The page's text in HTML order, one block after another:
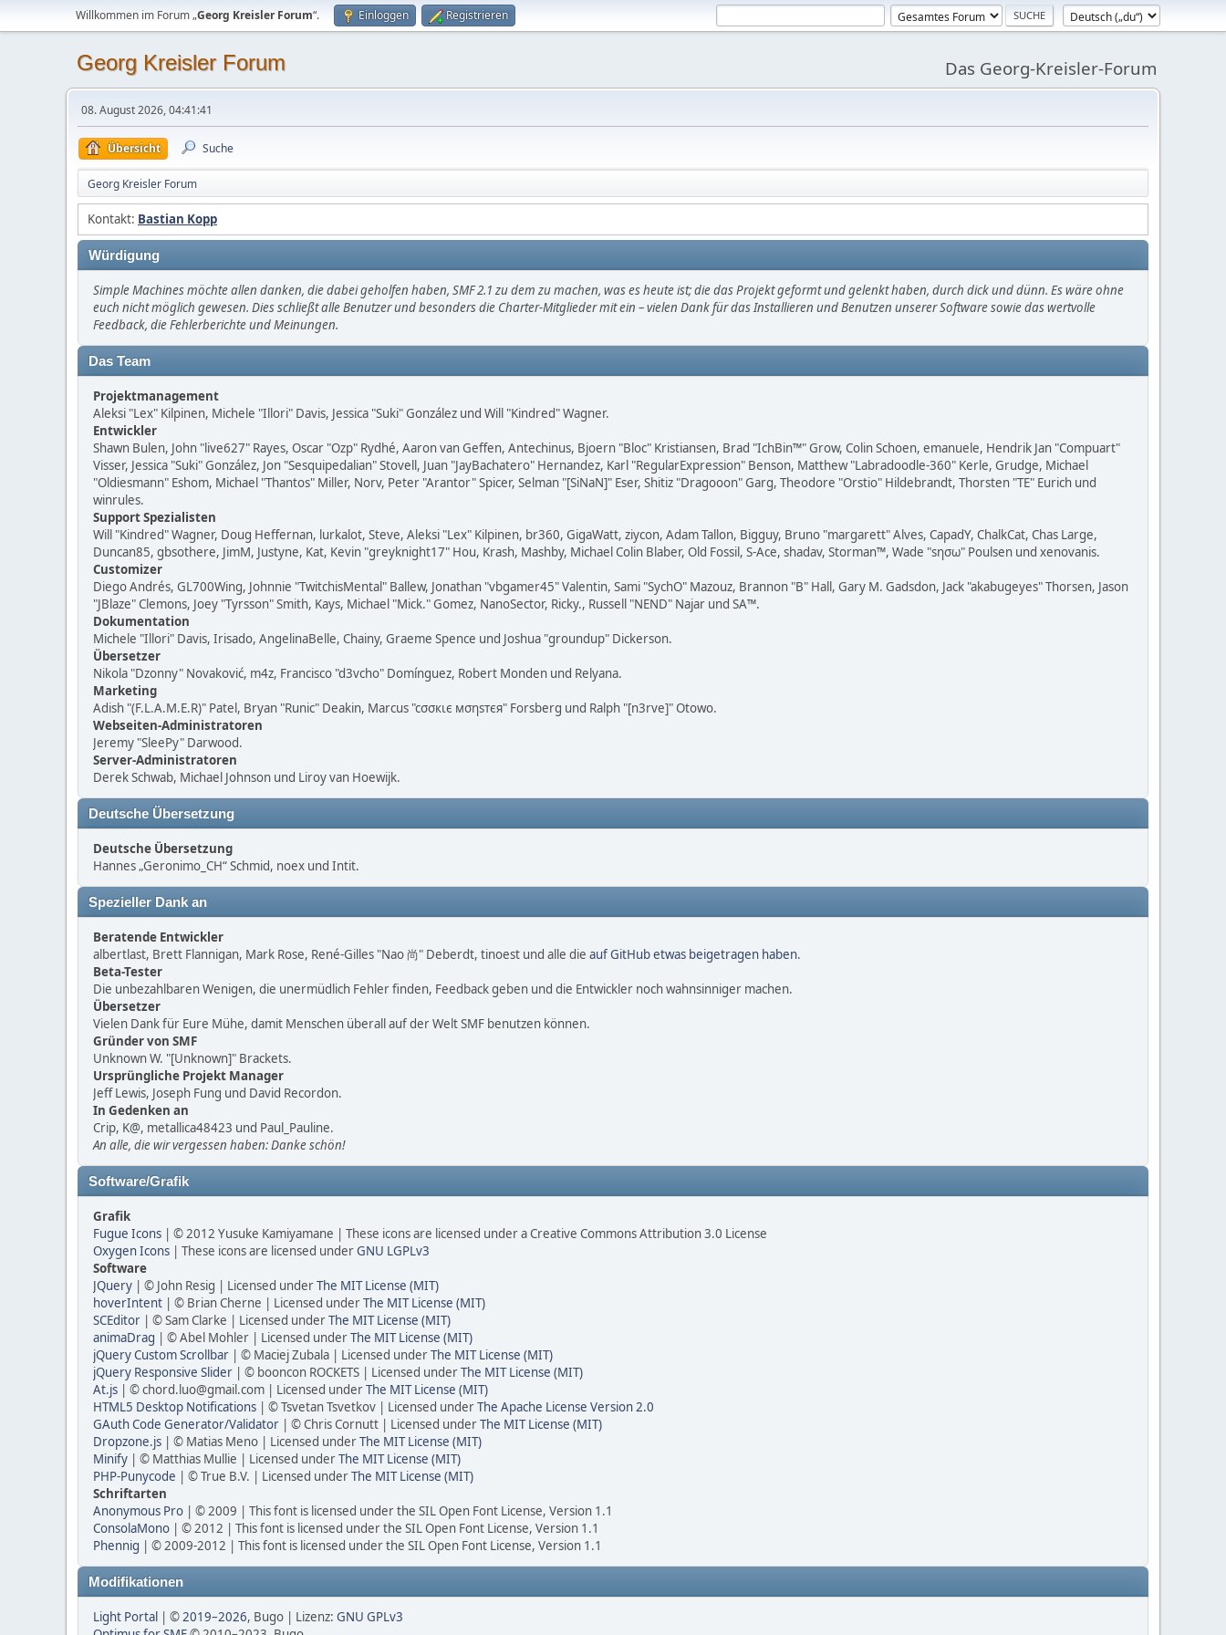
Willkommen im Forum „Georg Kreisler Forum“. Einloggen Registrieren
Georg Kreisler Forum Das Georg-Kreisler-Forum
08. August 2026, 04:41:41
Übersicht Suche
Georg Kreisler Forum
Kontakt: Bastian Kopp
Würdigung
Simple Machines möchte allen danken, die dabei geholfen haben, SMF 2.1 zu dem zu machen, was es heute ist; die das Projekt geformt und gelenkt haben, durch dick und dünn. Es wäre ohne
euch nicht möglich gewesen. Dies schließt alle Benutzer und besonders die Charter-Mitglieder mit ein – vielen Dank für das Installieren und Benutzen unserer Software sowie das wertvolle
Feedback, die Fehlerberichte und Meinungen.
Das Team
Projektmanagement
Aleksi "Lex" Kilpinen, Michele "Illori" Davis, Jessica "Suki" González und Will "Kindred" Wagner.
Entwickler
Shawn Bulen, John "live627" Rayes, Oscar "Ozp" Rydhé, Aaron van Geffen, Antechinus, Bjoern "Bloc" Kristiansen, Brad "IchBin™" Grow, Colin Schoen, emanuele, Hendrik Jan "Compuart"
Visser, Jessica "Suki" González, Jon "Sesquipedalian" Stovell, Juan "JayBachatero" Hernandez, Karl "RegularExpression" Benson, Matthew "Labradoodle-360" Kerle, Grudge, Michael
"Oldiesmann" Eshom, Michael "Thantos" Miller, Norv, Peter "Arantor" Spicer, Selman "[SiNaN]" Eser, Shitiz "Dragooon" Garg, Theodore "Orstio" Hildebrandt, Thorsten "TE" Eurich und
winrules.
Support Spezialisten
Will "Kindred" Wagner, Doug Heffernan, lurkalot, Steve, Aleksi "Lex" Kilpinen, br360, GigaWatt, ziycon, Adam Tallon, Bigguy, Bruno "margarett" Alves, CapadY, ChalkCat, Chas Large,
Duncan85, gbsothere, JimM, Justyne, Kat, Kevin "greyknight17" Hou, Krash, Mashby, Michael Colin Blaber, Old Fossil, S-Ace, shadav, Storman™, Wade "sησω" Poulsen und xenovanis.
Customizer
Diego Andrés, GL700Wing, Johnnie "TwitchisMental" Ballew, Jonathan "vbgamer45" Valentin, Sami "SychO" Mazouz, Brannon "B" Hall, Gary M. Gadsdon, Jack "akabugeyes" Thorsen, Jason
"JBlaze" Clemons, Joey "Tyrsson" Smith, Kays, Michael "Mick." Gomez, NanoSector, Ricky., Russell "NEND" Najar und SA™.
Dokumentation
Michele "Illori" Davis, Irisado, AngelinaBelle, Chainy, Graeme Spence und Joshua "groundup" Dickerson.
Übersetzer
Nikola "Dzonny" Novaković, m4z, Francisco "d3vcho" Domínguez, Robert Monden und Relyana.
Marketing
Adish "(F.L.A.M.E.R)" Patel, Bryan "Runic" Deakin, Marcus "cσσкιє мσηѕтєя" Forsberg und Ralph "[n3rve]" Otowo.
Webseiten-Administratoren
Jeremy "SleePy" Darwood.
Server-Administratoren
Derek Schwab, Michael Johnson und Liroy van Hoewijk.
Deutsche Übersetzung
Deutsche Übersetzung
Hannes „Geronimo_CH“ Schmid, noex und Intit.
Spezieller Dank an
Beratende Entwickler
albertlast, Brett Flannigan, Mark Rose, René-Gilles "Nao 尚" Deberdt, tinoest und alle die auf GitHub etwas beigetragen haben.
Beta-Tester
Die unbezahlbaren Wenigen, die unermüdlich Fehler finden, Feedback geben und die Entwickler noch wahnsinniger machen.
Übersetzer
Vielen Dank für Eure Mühe, damit Menschen überall auf der Welt SMF benutzen können.
Gründer von SMF
Unknown W. "[Unknown]" Brackets.
Ursprüngliche Projekt Manager
Jeff Lewis, Joseph Fung und David Recordon.
In Gedenken an
Crip, K@, metallica48423 und Paul_Pauline.
An alle, die wir vergessen haben: Danke schön!
Software/Grafik
Grafik
Fugue Icons | © 2012 Yusuke Kamiyamane | These icons are licensed under a Creative Commons Attribution 3.0 License
Oxygen Icons | These icons are licensed underGNU LGPLv3
Software
JQuery | © John Resig | Licensed underThe MIT License (MIT)
hoverIntent | © Brian Cherne | Licensed underThe MIT License (MIT)
SCEditor | © Sam Clarke | Licensed underThe MIT License (MIT)
animaDrag | © Abel Mohler | Licensed underThe MIT License (MIT)
jQuery Custom Scrollbar | © Maciej Zubala | Licensed underThe MIT License (MIT)
jQuery Responsive Slider | © booncon ROCKETS | Licensed underThe MIT License (MIT)
At.js | © chord.luo@gmail.com | Licensed underThe MIT License (MIT)
HTML5 Desktop Notifications | © Tsvetan Tsvetkov | Licensed underThe Apache License Version 2.0
GAuth Code Generator/Validator | © Chris Cornutt | Licensed underThe MIT License (MIT)
Dropzone.js | © Matias Meno | Licensed underThe MIT License (MIT)
Minify | © Matthias Mullie | Licensed underThe MIT License (MIT)
PHP-Punycode | © True B.V. | Licensed underThe MIT License (MIT)
Schriftarten
Anonymous Pro | © 2009 | This font is licensed under the SIL Open Font License, Version 1.1
ConsolaMono | © 2012 | This font is licensed under the SIL Open Font License, Version 1.1
Phennig | © 2009-2012 | This font is licensed under the SIL Open Font License, Version 1.1
Modifikationen
Light Portal | ©2019–2026, Bugo | Lizenz: GNU GPLv3